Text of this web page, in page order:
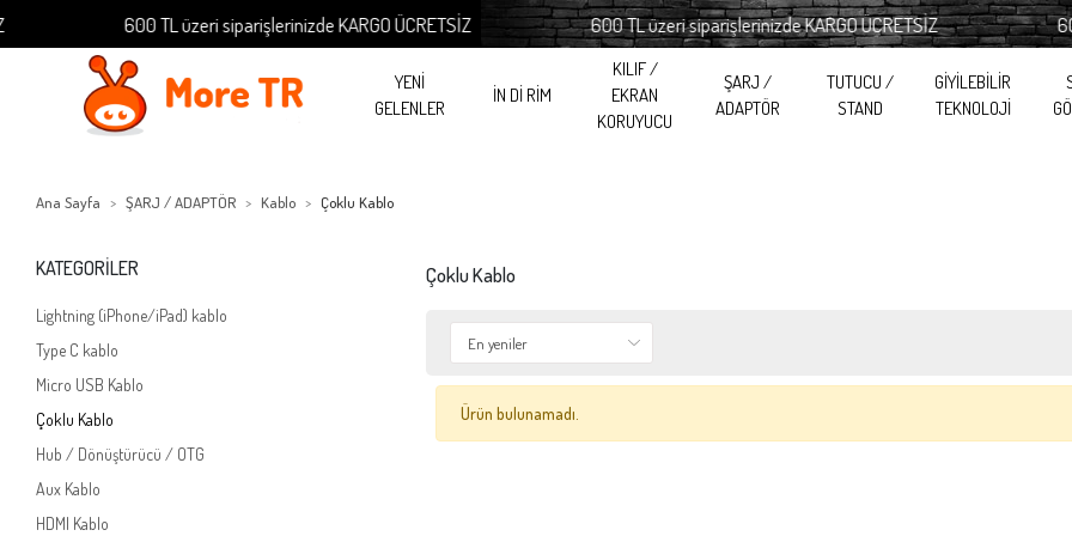
600 TL üzeri siparişlerinizde KARGO ÜCRETSİZ 600 TL üzeri siparişlerinizde KARGO ÜCRETSİZ 600 TL
YENİ
GELENLER
İN Dİ RİM
KILIF /
EKRAN
KORUYUCU
ŞARJ /
ADAPTÖR
TUTUCU /
STAND
GİYİLEBİLİR
TEKNOLOJİ
Ana Sayfa ŞARJ / ADAPTÖR Kablo Çoklu Kablo
KATEGORİLER
Lightning (iPhone/iPad) kablo
Type C kablo
Micro USB Kablo
Çoklu Kablo
Hub / Dönüştürücü / OTG
Aux Kablo
HDMI Kablo
Çoklu Kablo
Ürün bulunamadı.